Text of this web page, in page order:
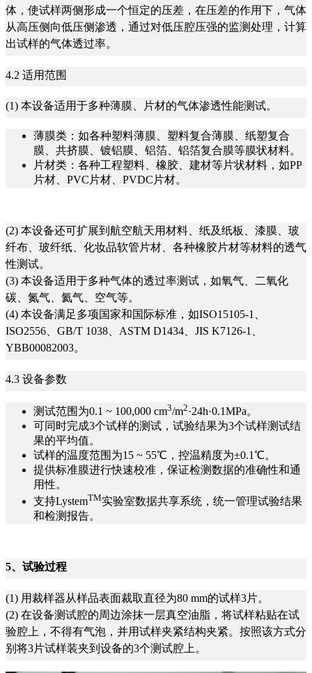
体，使试样两侧形成一个恒定的压差，在压差的作用下，气体
从高压侧向低压侧渗透，通过对低压腔压强的监测处理，计算
出试样的气体透过率。
4.2 适用范围
(1) 本设备适用于多种薄膜、片材的气体渗透性能测试。
薄膜类：如各种塑料薄膜、塑料复合薄膜、纸塑复合
膜、共挤膜、镀铝膜、铝箔、铝箔复合膜等膜状材料。
片材类：各种工程塑料、橡胶、建材等片状材料，如PP
片材、PVC片材、PVDC片材。
(2) 本设备还可扩展到航空航天用材料、纸及纸板、漆膜、玻
纤布、玻纤纸、化妆品软管片材、各种橡胶片材等材料的透气
性测试。
(3) 本设备适用于多种气体的透过率测试，如氧气、二氧化
碳、氮气、氦气、空气等。
(4) 本设备满足多项国家和国际标准，如ISO15105-1、
ISO2556、GB/T 1038、ASTM D1434、JIS K7126-1、
YBB00082003。
4.3 设备参数
测试范围为0.1 ~ 100,000 cm3/m2·24h·0.1MPa。
可同时完成3个试样的测试，试验结果为3个试样测试结
果的平均值。
试样的温度范围为15 ~ 55℃，控温精度为±0.1℃。
提供标准膜进行快速校准，保证检测数据的准确性和通
用性。
支持LystemTM实验室数据共享系统，统一管理试验结果
和检测报告。
5、试验过程
(1) 用裁样器从样品表面裁取直径为80 mm的试样3片。
(2) 在设备测试腔的周边涂抹一层真空油脂，将试样粘贴在试
验腔上，不得有气泡，并用试样夹紧结构夹紧。按照该方式分
别将3片试样装夹到设备的3个测试腔上。